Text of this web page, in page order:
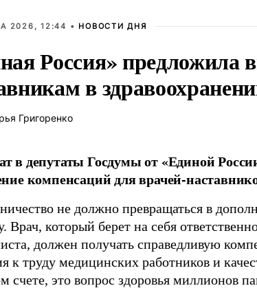
2026, 12:44 • НОВОСТИ ДНЯ
Россия» предложила
в
Григоренко
в депутаты Госдумы от «Единой
компенсаций для врачей-
не должно превращаться в
Врач, который берет на себя
должен получать справедливую
к труду медицинских работников и
счете, это вопрос здоровья миллионов